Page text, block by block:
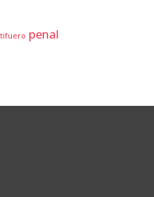
penal